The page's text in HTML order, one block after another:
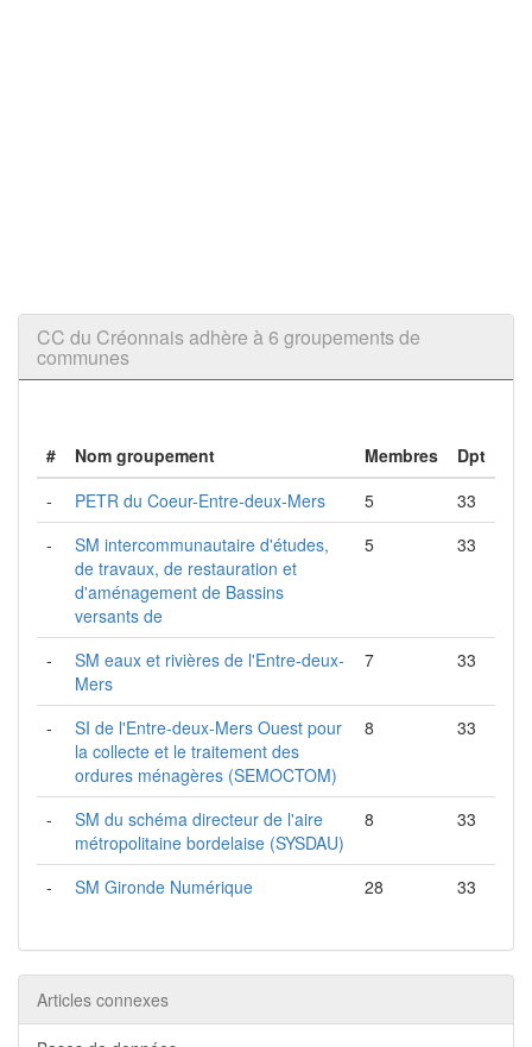
CC du Créonnais adhère à 6 groupements de
communes
# Nom groupement Membres
Dpt
-
PETR du Coeur-Entre-deux-Mers 5
33
-
SM intercommunautaire d'études,
de travaux, de restauration et
d'aménagement de Bassins
versants de
5 33
-
SM eaux et rivières de l'Entre-deux-
Mers
7 33
-
SI de l'Entre-deux-Mers Ouest pour
la collecte et le traitement des
ordures ménagères (SEMOCTOM)
8 33
-
SM du schéma directeur de l'aire
métropolitaine bordelaise (SYSDAU)
8 33
- SM Gironde Numérique 28 33
Articles connexes